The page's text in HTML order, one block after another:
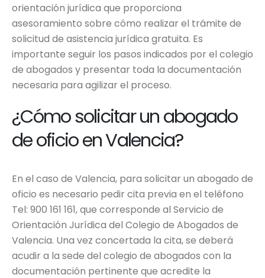
orientación jurídica que proporciona
asesoramiento sobre cómo realizar el trámite de
solicitud de asistencia jurídica gratuita. Es
importante seguir los pasos indicados por el colegio
de abogados y presentar toda la documentación
necesaria para agilizar el proceso.
¿Cómo solicitar un abogado
de oficio en Valencia?
En el caso de Valencia, para solicitar un abogado de
oficio es necesario pedir cita previa en el teléfono
Tel: 900 161 161, que corresponde al Servicio de
Orientación Jurídica del Colegio de Abogados de
Valencia. Una vez concertada la cita, se deberá
acudir a la sede del colegio de abogados con la
documentación pertinente que acredite la